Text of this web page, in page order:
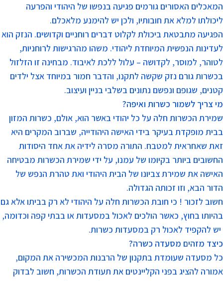
המאכלים האסורים גורמים פגיעה בנפשו של היהודי והפרעה
ליכולתו למלא את חובותיו, ולכן יש להימנע מלאכלם.
הפגיעה מתבטאת ביכולת לקלוט דברים רוחניים וקדושים. הנזק הוא
לעדינות הנפשית המיוחדת ליהודי. משהו מהרגישות לרוחניות,
לטוהר, למוסר, לקדושה – עלול ללכת לאיבוד. מבחינה זו הזלזול
בכשרות גורם נזק שקשה לתקנו, והדבר חמור במיוחד אצל ילדים
קטנים, שגופם ונפשם נתונים בשלבי בניין ועיצוב.
מי צריך לשמור כשרות ואיפה?
שמירת הכשרות חלה על כל יהודי באשר הוא, אולם, כשרות המזון
בבית מופקדת בעיקר בידי האישה היהודייה, שברוב המקרים היא
זאת שאחראית למטבח. התורה מסרה לידיה את אחד היסודות
החשובים ביותר בקיומו של עמנו, על ידי שמירת הכשרות מבטיחה
האישה את שמירת צביונו של הבית היהודי ואת טהרת הנפש של
הדור הבא, וזו זכותה הגדולה.
חשוב לזכור ! כי חובת הכשרות חלה על היהודי לא רק בביתו אלא גם
בהיותו בחוץ, כאשר הולכים לאכול במסעדות או בבתי קפה וכדומה,
יש להקפיד לאכול רק במסעדות כשרות.
כיצד מזהים מסעדה כשרה?
כל מסעדה שעומדת בתקנון של הרבנות המכשירה את המקום,
אמורה להציג בפני הקליינטים את תעודת הכשרות, חשוב לבדוק